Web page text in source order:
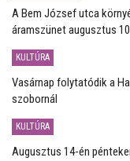
A Bem József utca
áramszünet augusztus
KULTÚRA
Vasárnap folytatódik a
szobornál
KULTÚRA
Augusztus 14-én